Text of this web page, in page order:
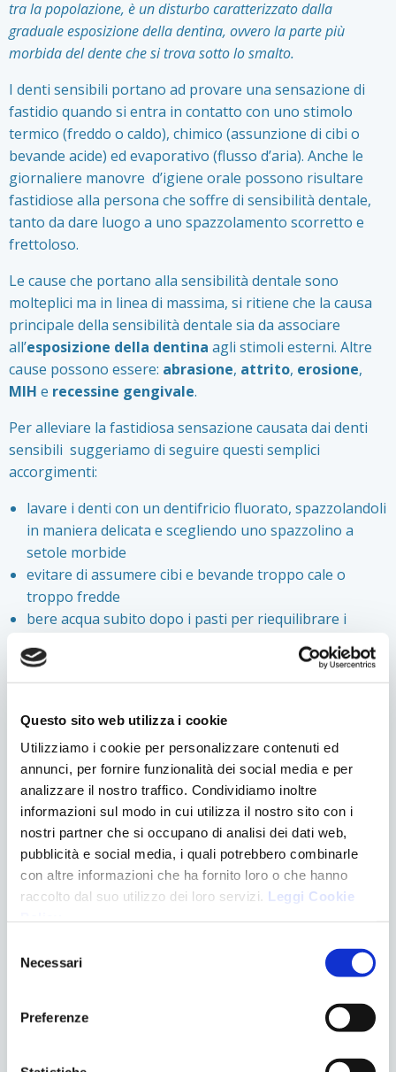
Questo sito web utilizza i cookie
Utilizziamo i cookie per personalizzare contenuti ed
annunci, per fornire funzionalità dei social media e per
analizzare il nostro traffico. Condividiamo inoltre
informazioni sul modo in cui utilizza il nostro sito con i
nostri partner che si occupano di analisi dei dati web,
pubblicità e social media, i quali potrebbero combinarle
con altre informazioni che ha fornito loro o che hanno
raccolto dal suo utilizzo dei loro servizi. Leggi Cookie
delNecessari
Preferenze
tra la popolazione, è un disturbo caratterizzato dalla
graduale esposizione della dentina, ovvero la parte più
morbida del dente che si trova sotto lo smalto.
I denti sensibili portano ad provare una sensazione di
fastidio quando si entra in contatto con uno stimolo
termico (freddo o caldo), chimico (assunzione di cibi o
bevande acide) ed evaporativo (flusso d’aria). Anche le
giornaliere manovre d’igiene orale possono risultare
fastidiose alla persona che soffre di sensibilità dentale,
tanto da dare luogo a uno spazzolamento scorretto e
frettoloso.
Le cause che portano alla sensibilità dentale sono
molteplici ma in linea di massima, si ritiene che la causa
principale della sensibilità dentale sia da associare
all’esposizione della dentina agli stimoli esterni. Altre
cause possono essere: abrasione, attrito, erosione,
MIH e recessine gengivale.
Per alleviare la fastidiosa sensazione causata dai denti
sensibili suggeriamo di seguire questi semplici
accorgimenti:
lavare i denti con un dentifricio fluorato, spazzolandoli
in maniera delicata e scegliendo uno spazzolino a
setole morbide
evitare di assumere cibi e bevande troppo cale o
troppo fredde
bere acqua subito dopo i pasti per riequilibrare i
livello di acidità in bocca e attendere mezz’ora prima di
lavarsi i denti
Questo argomento è interessante? Condividilo!
Facebook
Twitter
LinkedIn
WhatsApp
Condividi
Apparecchiature
Denti e gravidanza